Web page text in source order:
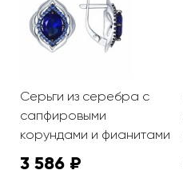
Серьги из серебра с
сапфировыми
корундами и фианитами
3 586 ₽